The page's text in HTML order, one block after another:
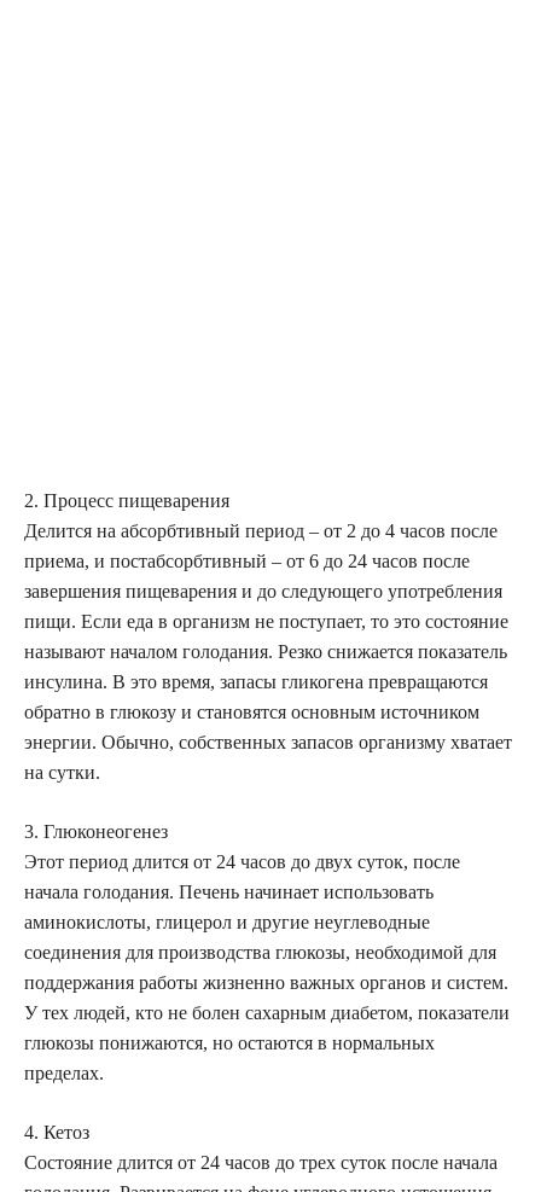
2. Процесс пищеварения
Делится на абсорбтивный период – от 2 до 4 часов после
приема, и постабсорбтивный – от 6 до 24 часов после
завершения пищеварения и до следующего употребления
пищи. Если еда в организм не поступает, то это состояние
называют началом голодания. Резко снижается показатель
инсулина. В это время, запасы гликогена превращаются
обратно в глюкозу и становятся основным источником
энергии. Обычно, собственных запасов организму хватает
на сутки.
3. Глюконеогенез
Этот период длится от 24 часов до двух суток, после
начала голодания. Печень начинает использовать
аминокислоты, глицерол и другие неуглеводные
соединения для производства глюкозы, необходимой для
поддержания работы жизненно важных органов и систем.
У тех людей, кто не болен сахарным диабетом, показатели
глюкозы понижаются, но остаются в нормальных
пределах.
4. Кетоз
Состояние длится от 24 часов до трех суток после начала